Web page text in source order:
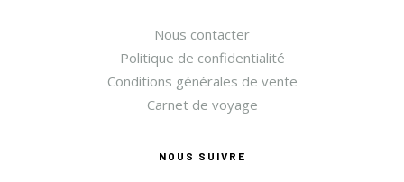
Nous contacter
Politique de confidentialité
Conditions générales de vente
Carnet de voyage
NOUS SUIVRE